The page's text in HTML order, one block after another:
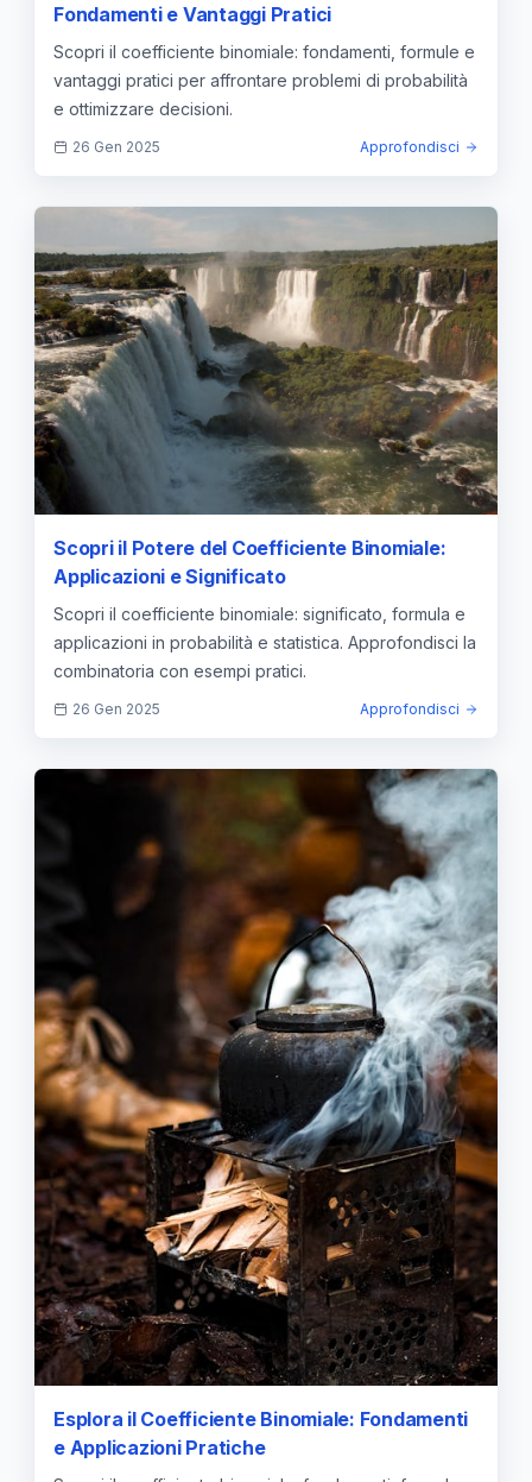
Fondamenti e Vantaggi Pratici
Scopri il coefficiente binomiale: fondamenti, formule e
vantaggi pratici per affrontare problemi di probabilità
e ottimizzare decisioni.
26 Gen 2025 Approfondisci
Scopri il Potere del Coefficiente Binomiale:
Applicazioni e Significato
Scopri il coefficiente binomiale: significato, formula e
applicazioni in probabilità e statistica. Approfondisci la
combinatoria con esempi pratici.
26 Gen 2025 Approfondisci
Esplora il Coefficiente Binomiale: Fondamenti
e Applicazioni Pratiche